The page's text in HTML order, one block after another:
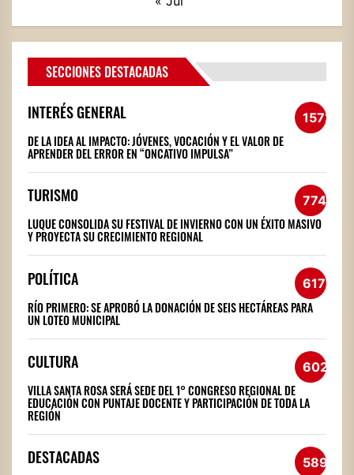
SECCIONES DESTACADAS
INTERÉS GENERAL 1572
DE LA IDEA AL IMPACTO: JÓVENES, VOCACIÓN Y EL VALOR DE
APRENDER DEL ERROR EN “ONCATIVO IMPULSA”
TURISMO 774
LUQUE CONSOLIDA SU FESTIVAL DE INVIERNO CON UN ÉXITO MASIVO
Y PROYECTA SU CRECIMIENTO REGIONAL
POLÍTICA 617
RÍO PRIMERO: SE APROBÓ LA DONACIÓN DE SEIS HECTÁREAS PARA
UN LOTEO MUNICIPAL
CULTURA 602
VILLA SANTA ROSA SERÁ SEDE DEL 1° CONGRESO REGIONAL DE
EDUCACIÓN CON PUNTAJE DOCENTE Y PARTICIPACIÓN DE TODA LA
REGIÓN
DESTACADAS 589